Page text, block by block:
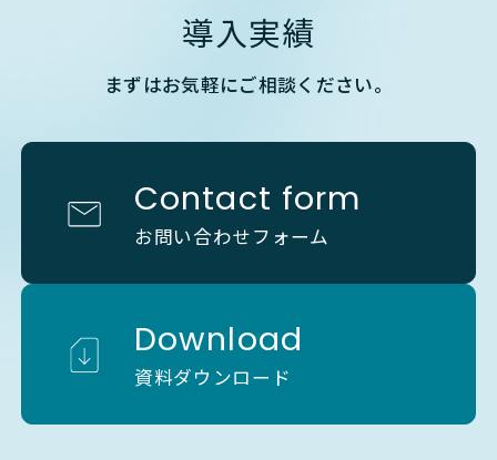
導入実績
まずはお気軽にご相談ください。
Contact form
お問い合わせフォーム
Download
資料ダウンロード